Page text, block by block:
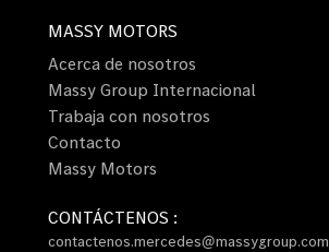
MASSY MOTORS
Acerca de nosotros
Massy Group Internacional
Trabaja con nosotros
Contacto
Massy Motors
CONTÁCTENOS :
contactenos.mercedes@massygroup.com